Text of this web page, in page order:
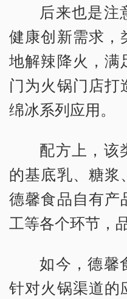
后来也是注
健康创新需求，
地解辣降火，满
门为火锅门店打
绵冰系列应用。
配方上，该
的基底乳、糖浆
德馨食品自有产
工等各个环节，
如今，德馨
针对火锅渠道的